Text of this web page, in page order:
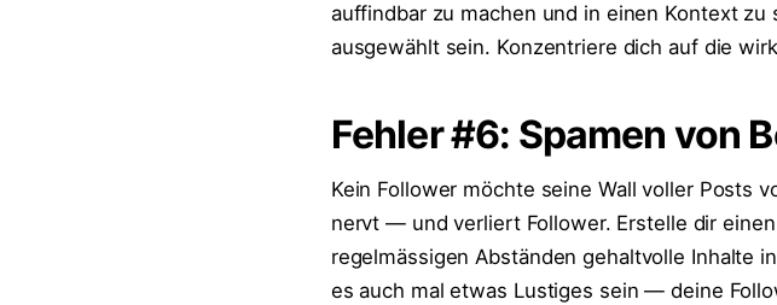
auffindbar zu machen und in einen Kontext
ausgewählt sein. Konzentriere dich auf die
Fehler #6: Spamen von
Kein Follower möchte seine Wall voller Posts
nervt — und verliert Follower. Erstelle dir
regelmässigen Abständen gehaltvolle Inhalte
es auch mal etwas Lustiges sein — deine